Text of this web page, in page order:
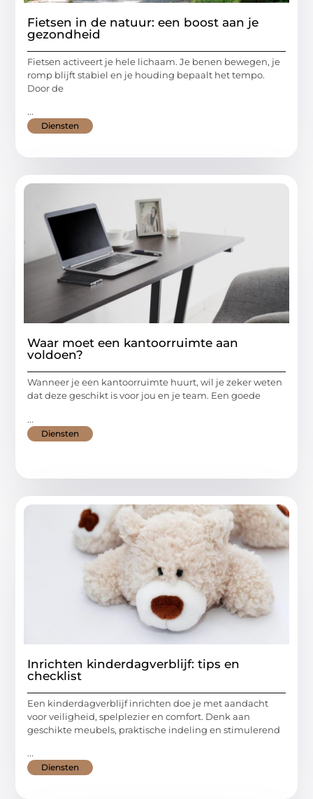
Fietsen in de natuur: een boost aan je
gezondheid
Fietsen activeert je hele lichaam. Je benen bewegen, je
romp blijft stabiel en je houding bepaalt het tempo.
Door de
...
Diensten
Waar moet een kantoorruimte aan
voldoen?
Wanneer je een kantoorruimte huurt, wil je zeker weten
dat deze geschikt is voor jou en je team. Een goede
...
Diensten
Inrichten kinderdagverblijf: tips en
checklist
Een kinderdagverblijf inrichten doe je met aandacht
voor veiligheid, spelplezier en comfort. Denk aan
geschikte meubels, praktische indeling en stimulerend
...
Diensten